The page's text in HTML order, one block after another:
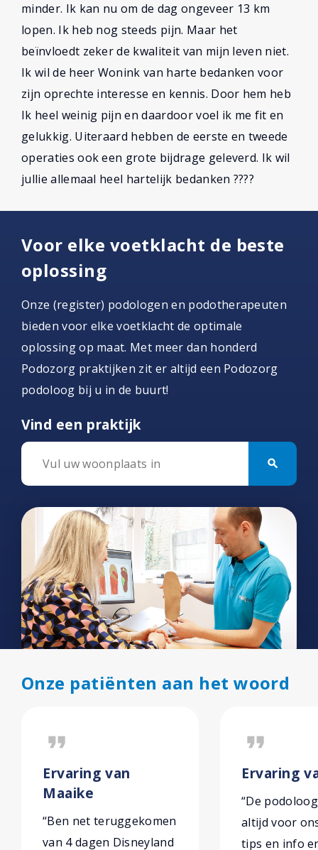
minder. Ik kan nu om de dag ongeveer 13 km
lopen. Ik heb nog steeds pijn. Maar het
beïnvloedt zeker de kwaliteit van mijn leven niet.
Ik wil de heer Wonink van harte bedanken voor
zijn oprechte interesse en kennis. Door hem heb
Ik heel weinig pijn en daardoor voel ik me fit en
gelukkig. Uiteraard hebben de eerste en tweede
operaties ook een grote bijdrage geleverd. Ik wil
jullie allemaal heel hartelijk bedanken ????
Voor elke voetklacht de beste
oplossing
Onze (register) podologen en podotherapeuten
bieden voor elke voetklacht de optimale
oplossing op maat. Met meer dan honderd
Podozorg praktijken zit er altijd een Podozorg
podoloog bij u in de buurt!
Vind een praktijk
search
Onze patiënten aan het woord
format_quote
Ervaring van
Maaike
“Ben net teruggekomen
van 4 dagen Disneyland
format_quote
Ervaring
“De
altijd voor
tips en info